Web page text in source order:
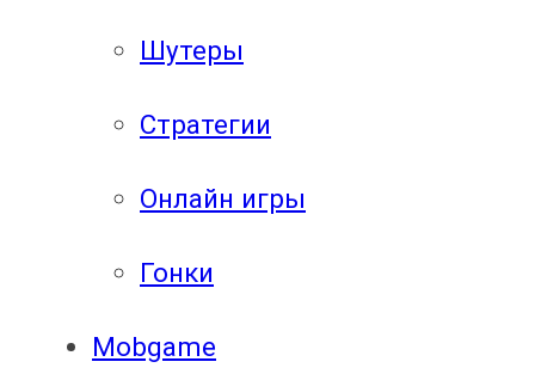
Шутеры
Стратегии
Онлайн игры
Гонки
Mobgame